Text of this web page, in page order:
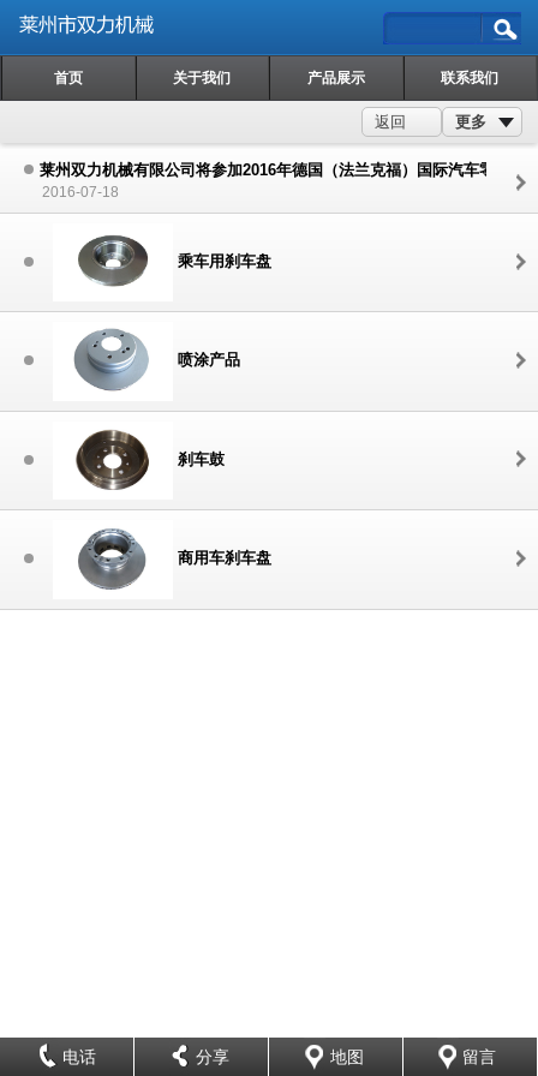
首页 关于我们 产品展示 联系我们
更多
返回
莱州双力机械有限公司将参加2016年德国（法兰克福）国际汽车零配件
2016-07-18
乘车用刹车盘
喷涂产品
刹车鼓
商用车刹车盘
电话 分享 地图 留言